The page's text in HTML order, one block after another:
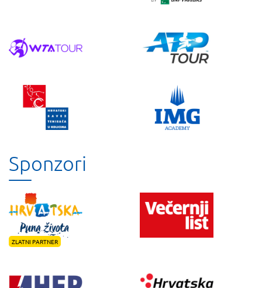
Sponzori
ZLATNI PARTNER